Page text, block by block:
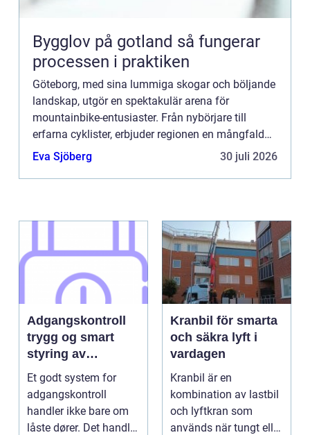
Bygglov på gotland så fungerar
processen i praktiken
Göteborg, med sina lummiga skogar och böljande
landskap, utgör en spektakulär arena för
mountainbike-entusiaster. Från nybörjare till
erfarna cyklister, erbjuder regionen en mångfald
av stigar och leder som l...
Eva Sjöberg 30 juli 2026
Adgangskontroll
trygg og smart
styring av
tilganger
Et godt system for
adgangskontroll
handler ikke bare om
låste dører. Det handler
Kranbil för smarta
och säkra lyft i
vardagen
Kranbil är en
kombination av lastbil
och lyftkran som
används när tungt eller